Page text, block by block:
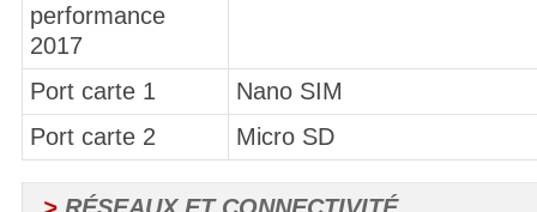
performance
2017
Port carte 1
Nano SIM
Port carte 2
Micro SD
> RÉSEAUX ET CONNECTIVITÉ